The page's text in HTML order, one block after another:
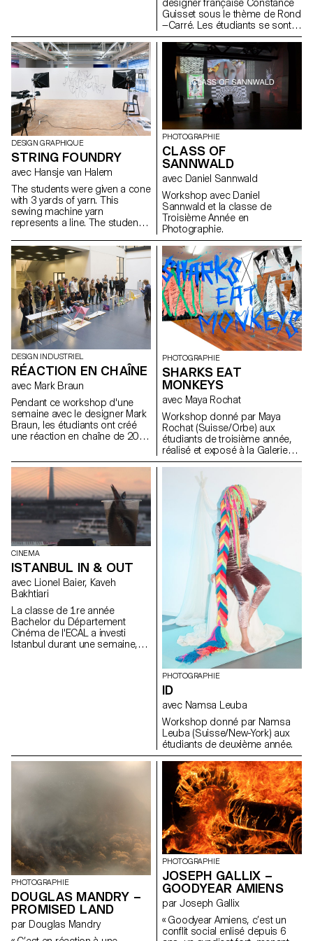
designer française Constance
Guisset sous le thème de Rond
—Carré. Les étudiants se sont
confrontés aux décisions qu'ils
doivent prendre lorsqu'ils
dessinent un objet domestique
et ainsi comprendre pourquoi
et surtout comment ils doivent
choisir les formes qui vont
définir leurs produits.
DESIGN GRAPHIQUE
STRING FOUNDRY
avec Hansje van Halem
The students were given a cone
with 3 yards of yarn. This
sewing machine yarn
represents a line. The students
line and create letters. A
session of uncontrolled
experimentation followed.
Some people got frustrated
because the material was not
behaving the way they
expected, others got lost in
labour intensive try outs. The
design process was speeded
up by demanding quantity over
quality. The students produces
a rich collection of specimens,
failures, surprises and
typographic inventions. Quality
surfaced by looking at the
possibilities of the results, not
the results themselves.
Students were given more time
experiment. They were asked to
create a systematic sequence
to expand their type treatment
into a series of results. How can
you make a system grow?
Students seemed to be
relieved when they were asked
to translate their experiment in
the computer. How do you
Adobe Illustrator or Photoshop
behave when you are wishing
for a type treatment that
dimensionality, texture or
something else you witnessed
while working with analogue
material? This workshop turned
PHOTOGRAPHIE
CLASS OF
SANNWALD
avec Daniel Sannwald
Workshop avec Daniel
Sannwald et la classe de
Troisième Année en
Photographie.
DESIGN INDUSTRIEL
RÉACTION EN CHAÎNE
avec Mark Braun
Pendant ce workshop d'une
semaine avec le designer Mark
Braun, les étudiants ont créé
une réaction en chaîne de 20
mouvements mécaniques et
les couleurs
PHOTOGRAPHIE
SHARKS EAT
MONKEYS
avec Maya Rochat
Workshop donné par Maya
Rochat (Suisse/Orbe) aux
étudiants de troisième année,
réalisé et exposé à la Galerie
URGENT PARADISE à Lausanne.
CINEMA
ISTANBUL IN & OUT
avec Lionel Baier, Kaveh
Bakhtiari
La classe de 1re année
Bachelor du Département
Cinéma de l'ECAL a investi
Istanbul durant une semaine,
PHOTOGRAPHIE
ID
avec Namsa Leuba
Workshop donné par Namsa
Leuba (Suisse/New-York) aux
étudiants de deuxième année.
PHOTOGRAPHIE
DOUGLAS MANDRY –
PROMISED LAND
par Douglas Mandry
PHOTOGRAPHIE
JOSEPH GALLIX –
GOODYEAR AMIENS
par Joseph Gallix
« Goodyear Amiens, c’est un
conflit social enlisé depuis 6